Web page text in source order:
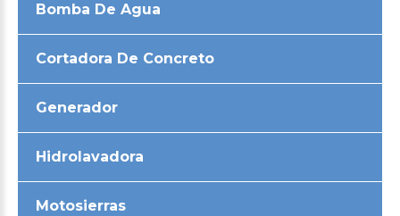
Bomba De Agua
Cortadora De Concreto
Generador
Hidrolavadora
Motosierras